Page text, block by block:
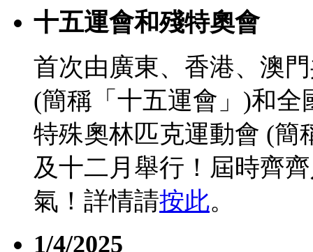
十五運會和殘特奧會
首次由廣東、香港、澳
(簡稱「十五運會」)和
特殊奧林匹克運動會 (簡
及十二月舉行！屆時齊
氣！詳情請按此。
1/4/2025